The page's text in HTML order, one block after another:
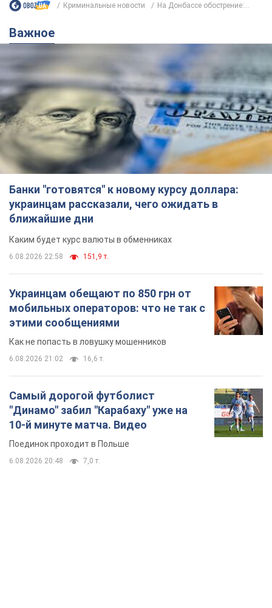
Криминальные новости На Донбассе обострение:...
Важное
Банки "готовятся" к новому курсу доллара:
украинцам рассказали, чего ожидать в
ближайшие дни
Каким будет курс валюты в обменниках
6.08.2026 22:58 151,9 т.
Украинцам обещают по 850 грн от
мобильных операторов: что не так с
этими сообщениями
Как не попасть в ловушку мошенников
6.08.2026 21:02 16,6 т.
Самый дорогой футболист
"Динамо" забил "Карабаху" уже на
10-й минуте матча. Видео
Поединок проходит в Польше
6.08.2026 20:48 7,0 т.